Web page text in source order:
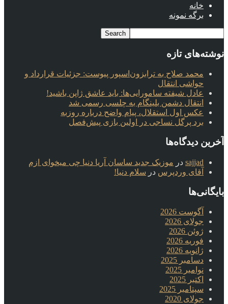
خانه
برگه نمونه
نوشته‌های تازه
محمد صلاح به ترابزون‌اسپور پیوست: جزئیات قرارداد و
حواشی انتقال
عادل شیفته سامورایی‌ها: باید عاشق ژاپن باشید!
انتقال دشمن بلینگام به چلسی رسمی شد
عکس اول استقلال، پیام واضح درباره روزبه
برد پرگل نساجی در اولین بازی پیش‌فصل
آخرین دیدگاه‌ها
sajjad در موزیک جدید ساسان آریا دنیا چی میخوای ازم
آقای وردپرس در سلام دنیا!
بایگانی‌ها
آگوست 2026
جولای 2026
ژوئن 2026
فوریه 2026
ژانویه 2026
دسامبر 2025
نوامبر 2025
اکتبر 2025
سپتامبر 2025
جولای 2020